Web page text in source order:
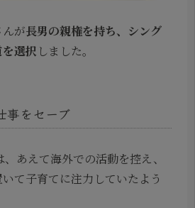
が長男の親権を持ち、シング
選択 しました。
をセーブ
あえて海外での活動を控え、
て子育てに注力していたよう